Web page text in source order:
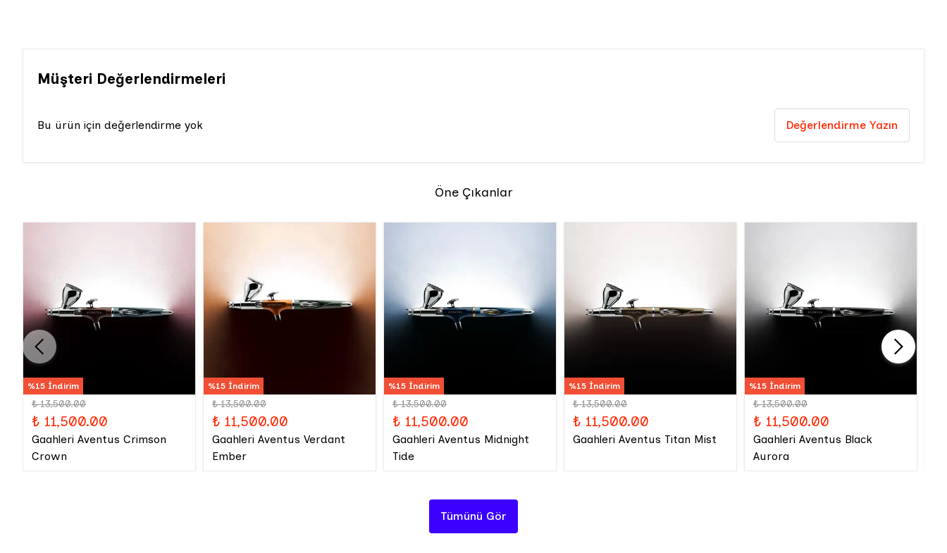
Müşteri Değerlendirmeleri
Bu ürün için değerlendirme yok Değerlendirme Yazın
Öne Çıkanlar
%15 İndirim
₺ 13,500.00
₺ 11,500.00
Gaahleri Aventus Crimson
Crown
%15 İndirim
₺ 13,500.00
₺ 11,500.00
Gaahleri Aventus Verdant
Ember
%15 İndirim
₺ 13,500.00
₺ 11,500.00
Gaahleri Aventus Midnight
Tide
%15 İndirim
₺ 13,500.00
₺ 11,500.00
Gaahleri Aventus Titan Mist
%15 İndirim
₺ 13,500.00
₺ 11,500.00
Gaahleri Aventus Black
Aurora
Tümünü Gör